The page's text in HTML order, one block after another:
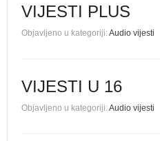
VIJESTI PLUS
Objavljeno u kategoriji:Audio vijesti
VIJESTI U 16
Objavljeno u kategoriji:Audio vijesti